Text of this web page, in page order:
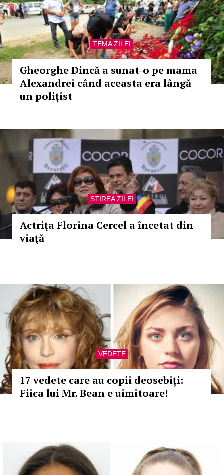
TEMA ZILEI
Gheorghe Dincă a sunat-o pe mama
Alexandrei când aceasta era lângă
un polițist
STIREA ZILEI
Actriţa Florina Cercel a încetat din
viaţă
VEDETE
17 vedete care au copii deosebiți:
Fiica lui Mr. Bean e uimitoare!